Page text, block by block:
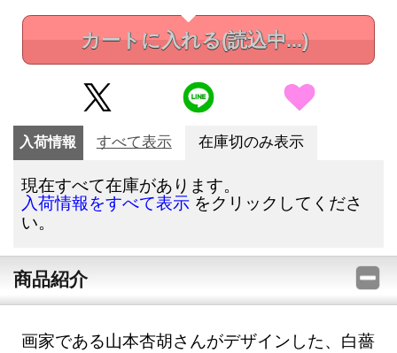
カートに入れる(読込中...)
入荷情報 すべて表示 在庫切のみ表示
現在すべて在庫があります。
入荷情報をすべて表示 をクリックしてくださ
い。
商品紹介
画家である山本杏胡さんがデザインした、白薔